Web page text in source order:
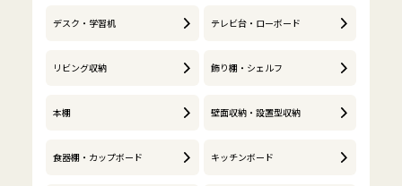
デスク・学習机 テレビ台・ローボード
リビング収納 飾り棚・シェルフ
本棚 壁面収納・設置型収納
食器棚・カップボード キッチンボード